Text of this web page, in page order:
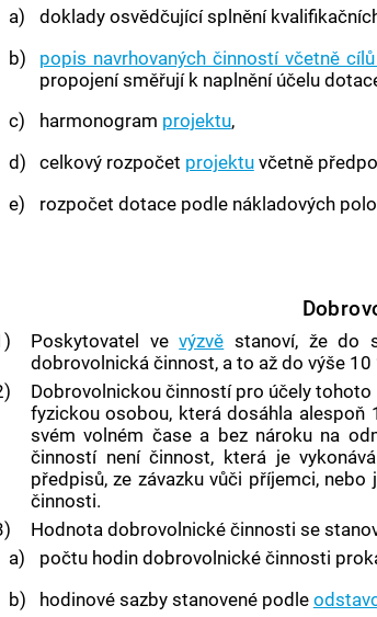
a)
doklady osvědčující splnění
b)
popis navrhovaných činností včetně
propojení směřují k naplnění účelu
c)
harmonogram projektu,
d)
celkový rozpočet projektuvčetně
e)
rozpočet dotace podle nákladových
Poskytovatel vevýzvě stanoví, že do
dobrovolnická činnost, a to až do výše 10
Dobrovolnickou činností pro účely tohoto
fyzickou osobou, která dosáhla alespoň
svém volném čase a bez nároku na
činností není činnost, která je
předpisů, ze závazku vůči příjemci,
činnosti.
Hodnota dobrovolnické činnosti se
a)
počtu hodin dobrovolnické činnosti
b)
hodinové sazby stanovené podle